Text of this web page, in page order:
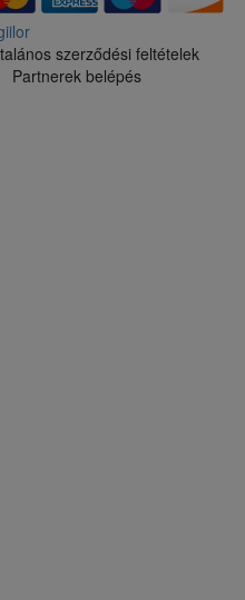
szerződési feltételek
Partnerek belépés